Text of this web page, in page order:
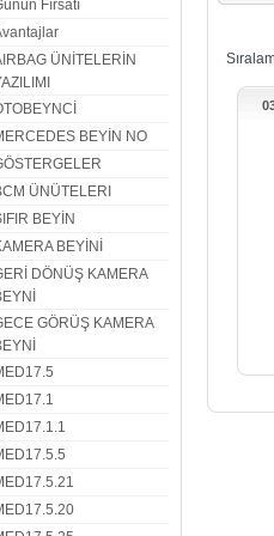
Fırsatı
ÜNİTELERİN
BEYİN NO
ÜNÜTELERI
BEYİN
BEYİNİ
DÖNÜŞ KAMERA
GÖRÜŞ KAMERA
EL
SES